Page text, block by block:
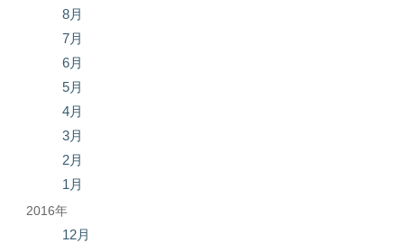
8月
7月
6月
5月
4月
3月
2月
1月
2016年
12月